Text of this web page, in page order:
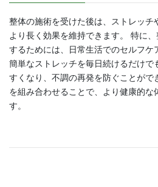
整体の施術を受けた後は、ストレッチ
より長く効果を維持できます。 特に
するためには、日常生活でのセルフケ
簡単なストレッチを毎日続けるだけで
すくなり、不調の再発を防ぐことがで
を組み合わせることで、より健康的な
す。